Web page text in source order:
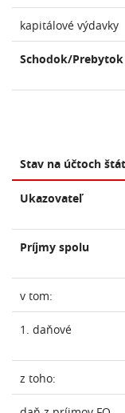
kapitálové výdavky
Schodok/Prebytok
Stav na účtoch
Ukazovateľ
Príjmy spolu
v tom:
1. daňové
z toho: